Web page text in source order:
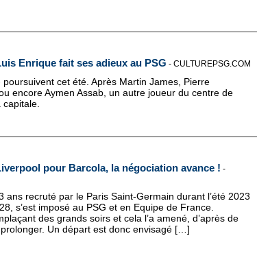
Enrique fait ses adieux au PSG - CULTUREPSG.COM
cet été. Après Martin James, Pierre
encore Aymen Assab, un autre joueur du centre de
pour Barcola, la négociation avance ! -
ans recruté par le Paris Saint-Germain durant l’été 2023
s’est imposé au PSG et en Equipe de France.
des grands soirs et cela l’a amené, d’après de
Un départ est donc envisagé […]